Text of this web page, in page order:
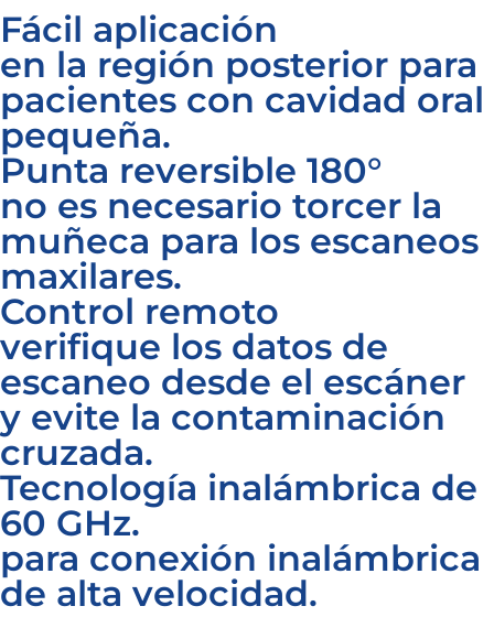
Fácil aplicación
en la región posterior para
pacientes con cavidad oral
pequeña.
Punta reversible 180°
no es necesario torcer la
muñeca para los escaneos
maxilares.
Control remoto
verifique los datos de
escaneo desde el escáner
y evite la contaminación
cruzada.
Tecnología inalámbrica de
60 GHz.
para conexión inalámbrica
de alta velocidad.